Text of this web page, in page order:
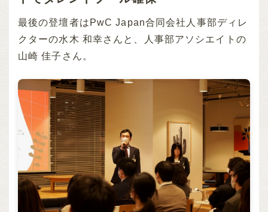
最後の登壇者はPwC Japan合同会社人事部ディレ
クターの水木 和幸さんと、人事部アソシエイトの
山崎 佳子さん。